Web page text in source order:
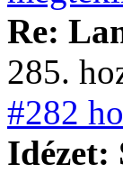
Re:
285.
#282
Idézet: